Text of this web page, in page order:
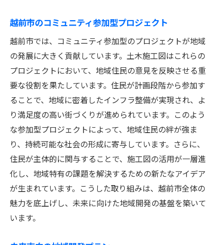
越前市のコミュニティ参加型プロジェクト
越前市では、コミュニティ参加型のプロジェクトが地域
の発展に大きく貢献しています。土木施工図はこれらの
プロジェクトにおいて、地域住民の意見を反映させる重
要な役割を果たしています。住民が計画段階から参加す
ることで、地域に密着したインフラ整備が実現され、よ
り満足度の高い街づくりが進められています。このよう
な参加型プロジェクトによって、地域住民の絆が強ま
り、持続可能な社会の形成に寄与しています。さらに、
住民が主体的に関与することで、施工図の活用が一層進
化し、地域特有の課題を解決するための新たなアイデア
が生まれています。こうした取り組みは、越前市全体の
魅力を底上げし、未来に向けた地域開発の基盤を築いて
います。